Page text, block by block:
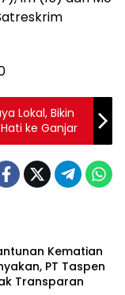
Lokal, Bikin
ke Ganjar
Kematian
PT Taspen
Transparan